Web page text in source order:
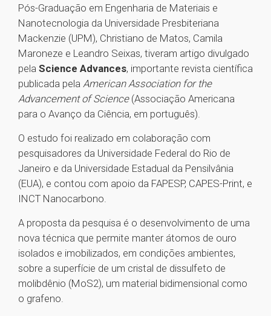
Pós-Graduação em Engenharia de Materiais e
Nanotecnologia da Universidade Presbiteriana
Mackenzie (UPM), Christiano de Matos, Camila
Maroneze e Leandro Seixas, tiveram artigo divulgado
pela Science Advances, importante revista científica
publicada pela American Association for the
Advancement of Science(Associação Americana
para o Avanço da Ciência, em português).
O estudo foi realizado em colaboração com
pesquisadores da Universidade Federal do Rio de
Janeiro e da Universidade Estadual da Pensilvânia
(EUA), e contou com apoio da FAPESP, CAPES-Print, e
INCT Nanocarbono.
A proposta da pesquisa é o desenvolvimento de uma
nova técnica que permite manter átomos de ouro
isolados e imobilizados, em condições ambientes,
sobre a superfície de um cristal de dissulfeto de
molibdênio (MoS2), um material bidimensional como
o grafeno.